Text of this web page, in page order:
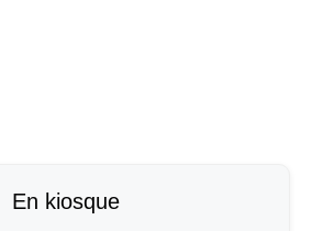
En kiosque